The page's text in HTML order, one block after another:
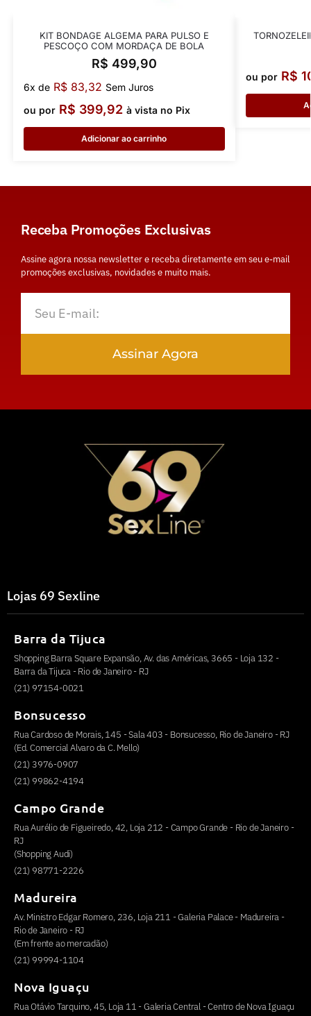
KIT BONDAGE ALGEMA PARA PULSO E
PESCOÇO COM MORDAÇA DE BOLA
R$ 499,90
6x de R$83,32 Sem Juros
ou por R$ 399,92 à vista no Pix
Adicionar ao carrinho
ou por R$
Receba Promoções Exclusivas
Assine agora nossa newsletter e receba diretamente em seu e-mail
promoções exclusivas, novidades e muito mais.
Assinar Agora
Lojas 69 Sexline
Barra da Tijuca
Shopping Barra Square Expansão, Av. das Américas, 3665 - Loja 132 -
Barra da Tijuca - Rio de Janeiro - RJ
(21) 97154-0021
Bonsucesso
Rua Cardoso de Morais, 145 - Sala 403 - Bonsucesso, Rio de Janeiro - RJ
(Ed. Comercial Alvaro da C. Mello)
(21) 3976-0907
(21) 99862-4194
Campo Grande
Rua Aurélio de Figueiredo, 42, Loja 212 - Campo Grande - Rio de Janeiro -
RJ
(Shopping Audi)
(21) 98771-2226
Madureira
Av. Ministro Edgar Romero, 236, Loja 211 - Galeria Palace - Madureira -
Rio de Janeiro - RJ
(Em frente ao mercadão)
(21) 99994-1104
Nova Iguaçu
Rua Otávio Tarquino, 45, Loja 11 - Galeria Central - Centro de Nova Iguaçu